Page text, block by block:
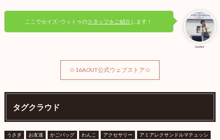
owner
ここでセイズ･ウットゥのスタッフをご紹介します！
☆16AOUT公式ウェブストア☆
タグクラウド
うさぎ お友達 かごバッグ わんこ アクセサリー アミアレクサンドルマテュッシ